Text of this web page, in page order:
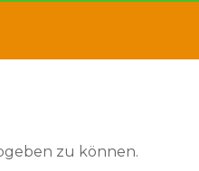
zu können.